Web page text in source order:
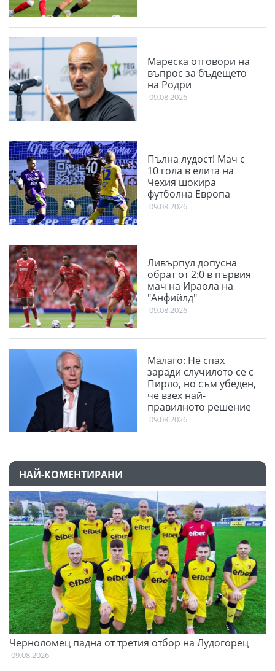
Мареска отговори на
въпрос за бъдещето
на Родри
09.08.2026
Пълна лудост! Мач с
10 гола в елита на
Чехия шокира
футболна Европа
09.08.2026
Ливърпул допусна
обрат от 2:0 в първия
мач на Ираола на
"Анфийлд"
09.08.2026
Малаго: Не спах
заради случилото се с
Пирло, но съм убеден,
че взех най-
правилното решение
09.08.2026
НАЙ-КОМЕНТИРАНИ
Черноломец падна от третия отбор на Лудогорец
09.08.2026